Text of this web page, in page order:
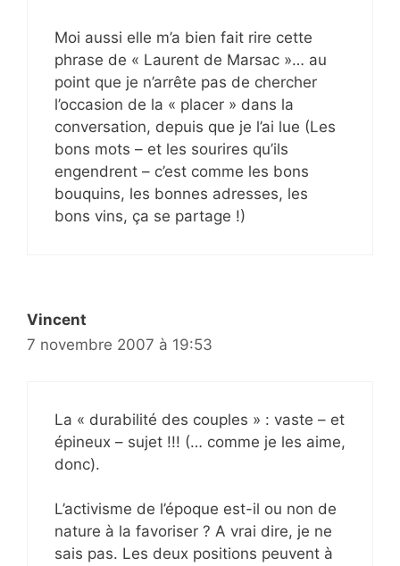
Moi aussi elle m’a bien fait rire cette
phrase de « Laurent de Marsac »… au
point que je n’arrête pas de chercher
l’occasion de la « placer » dans la
conversation, depuis que je l’ai lue (Les
bons mots – et les sourires qu’ils
engendrent – c’est comme les bons
bouquins, les bonnes adresses, les
bons vins, ça se partage !)
Vincent
7 novembre 2007 à 19:53
La « durabilité des couples » : vaste – et
épineux – sujet !!! (… comme je les aime,
donc).
L’activisme de l’époque est-il ou non de
nature à la favoriser ? A vrai dire, je ne
sais pas. Les deux positions peuvent à